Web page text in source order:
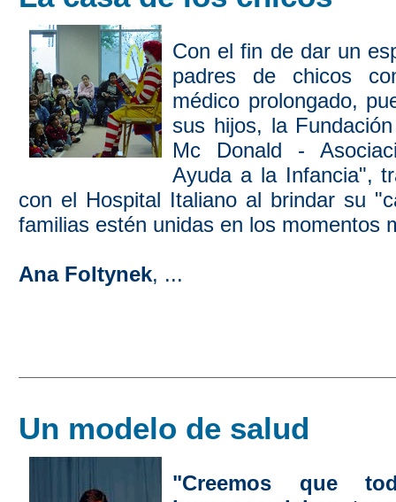
Con el fin de dar un
padres de chicos
médico prolongado,
sus hijos, la
Mc Donald -
Ayuda a la Infancia",
con el Hospital Italiano al brindar su
familias estén unidas en los momentos
Ana Foltynek, ...
Un modelo de salud
"Creemos que